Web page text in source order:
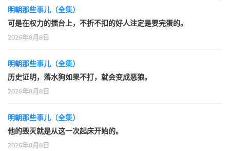
明朝那些事儿（全集）
可是在权力的擂台上，不折不扣的好人注定是要完蛋的。
2026年8月8日
明朝那些事儿（全集）
历史证明，落水狗如果不打，就会变成恶狼。
2026年8月8日
明朝那些事儿（全集）
他的毁灭就是从这一次起床开始的。
2026年8月8日